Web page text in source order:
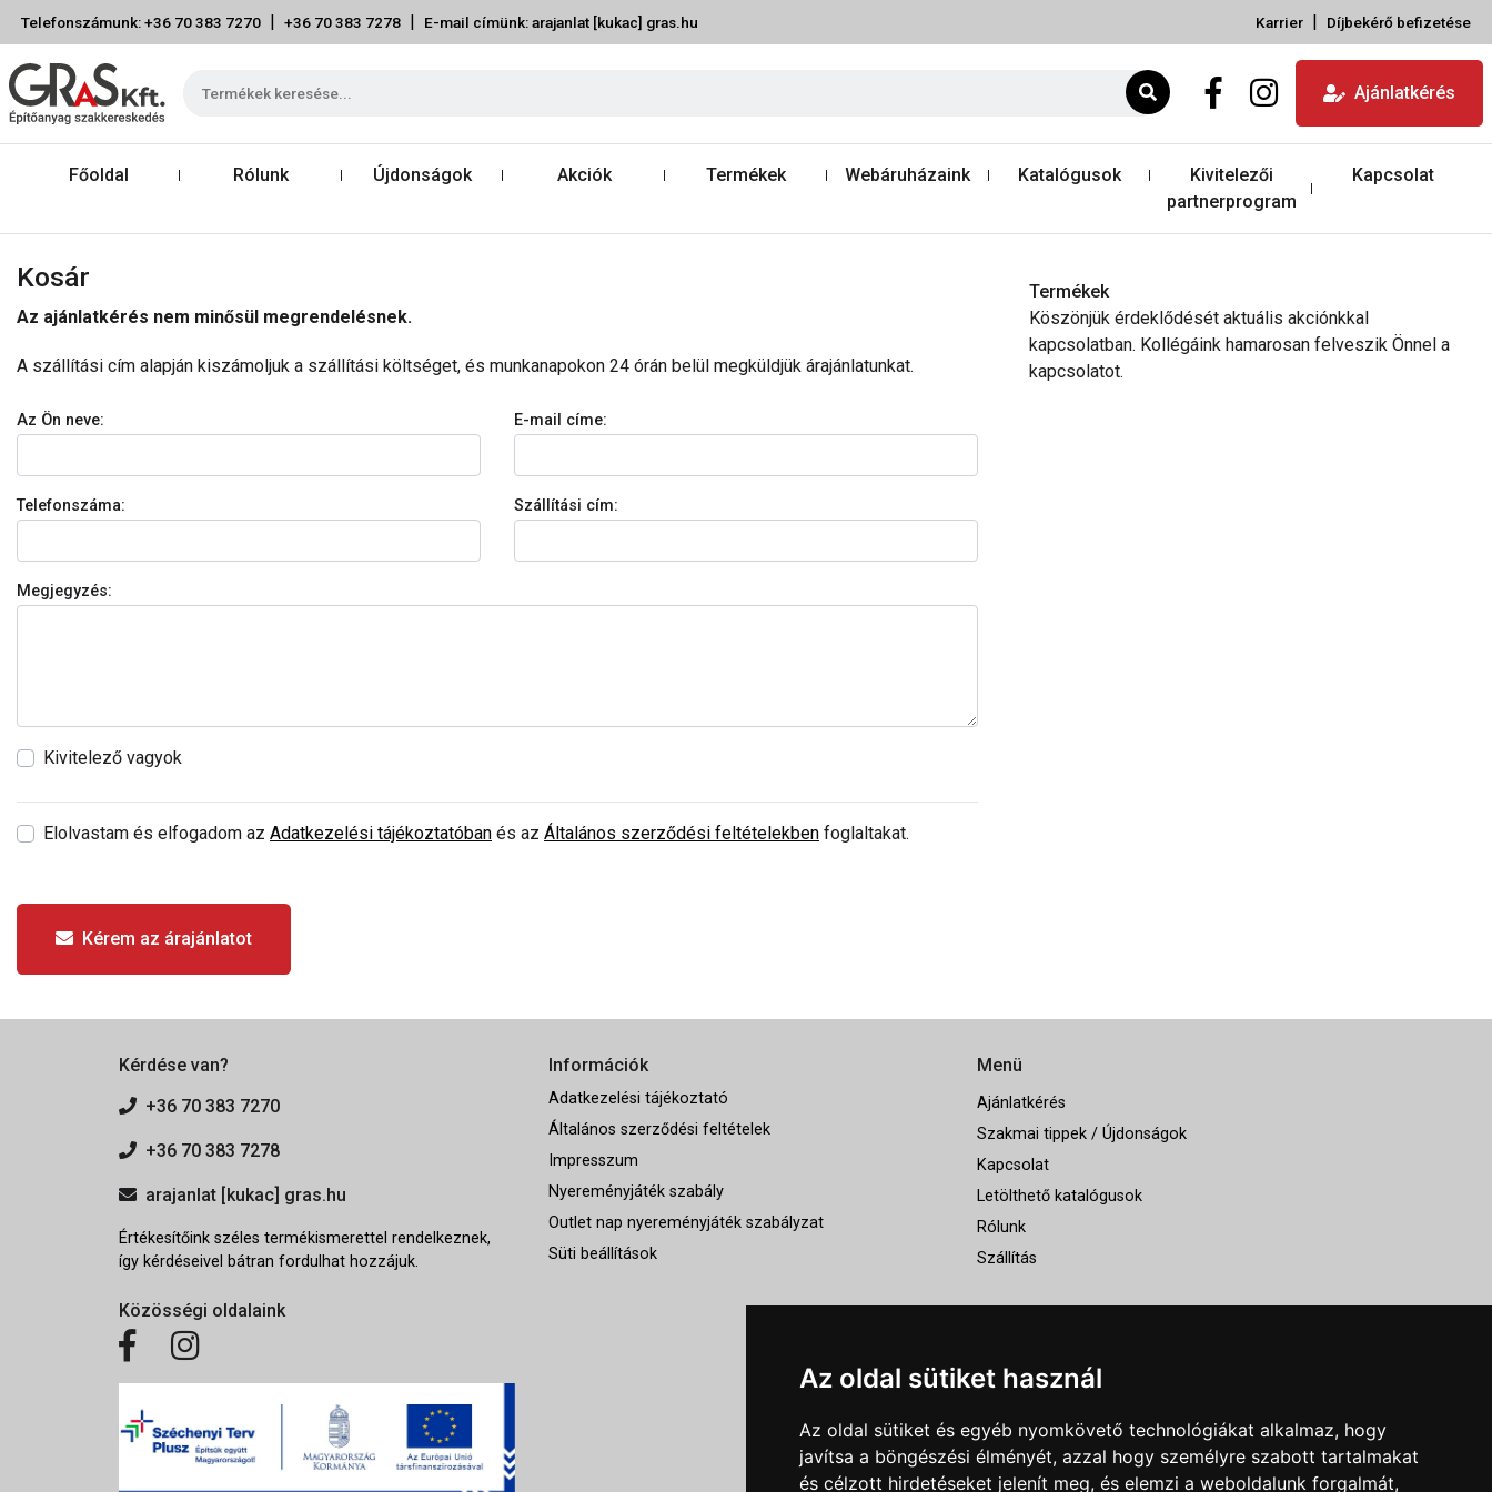
Az oldal sütiket használ
Az oldal sütiket és egyéb nyomkövető technológiákat alkalmaz, hogy
javítsa a böngészési élményét, azzal hogy személyre szabott tartalmakat
és célzott hirdetéseket jelenít meg, és elemzi a weboldalunk forgalmát,
Telefonszámunk: +36 70 383 7270 | +36 70 383 7278 | E-mail címünk: arajanlat [kukac] gras.hu Karrier | Díjbekérő befizetése
Ajánlatkérés
Főoldal Rólunk Újdonságok Akciók Termékek Webáruházaink Katalógusok
Kivitelezői
partnerprogram
Kapcsolat
Kosár
Az ajánlatkérés nem minősül megrendelésnek.
A szállítási cím alapján kiszámoljuk a szállítási költséget, és munkanapokon 24 órán belül megküldjük árajánlatunkat.
Az Ön neve: E-mail címe:
Telefonszáma: Szállítási cím:
Megjegyzés:
Kivitelező vagyok
Elolvastam és elfogadom az Adatkezelési tájékoztatóban és az Általános szerződési feltételekben foglaltakat.
Kérem az árajánlatot
Termékek
Köszönjük érdeklődését aktuális akciónkkal
kapcsolatban. Kollégáink hamarosan felveszik Önnel a
kapcsolatot.
Kérdése van?
+36 70 383 7270
+36 70 383 7278
arajanlat [kukac] gras.hu
Értékesítőink széles termékismerettel rendelkeznek,
így kérdéseivel bátran fordulhat hozzájuk.
Közösségi oldalaink
Információk
Adatkezelési tájékoztató
Általános szerződési feltételek
Impresszum
Nyereményjáték szabály
Outlet nap nyereményjáték szabályzat
Süti beállítások
Menü
Ajánlatkérés
Szakmai tippek / Újdonságok
Kapcsolat
Letölthető katalógusok
Rólunk
Szállítás